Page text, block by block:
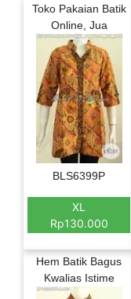
Toko Pakaian Batik
Online, Jua
BLS6399P
XL
Rp130.000
Hem Batik Bagus
Kwalias Istime